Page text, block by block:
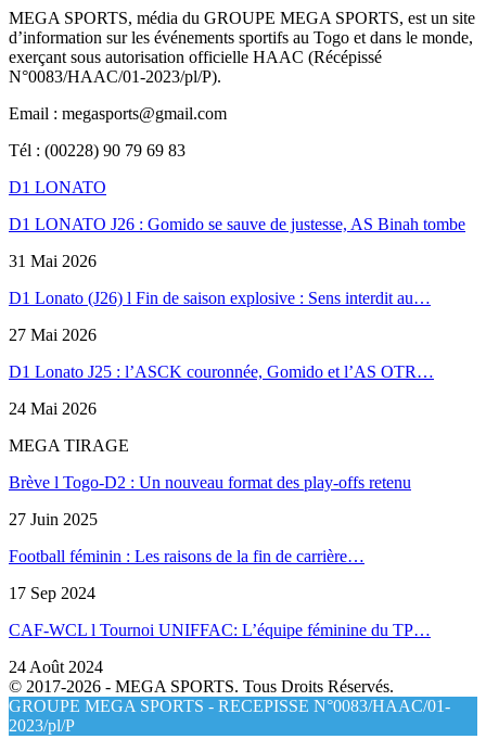
MEGA SPORTS, média du GROUPE MEGA SPORTS, est un site
d’information sur les événements sportifs au Togo et dans le monde,
exerçant sous autorisation officielle HAAC (Récépissé
N°0083/HAAC/01-2023/pl/P).
Email : megasports@gmail.com
Tél : (00228) 90 79 69 83
D1 LONATO
D1 LONATO J26 : Gomido se sauve de justesse, AS Binah tombe
31 Mai 2026
D1 Lonato (J26) l Fin de saison explosive : Sens interdit au…
27 Mai 2026
D1 Lonato J25 : l’ASCK couronnée, Gomido et l’AS OTR…
24 Mai 2026
MEGA TIRAGE
Brève l Togo-D2 : Un nouveau format des play-offs retenu
27 Juin 2025
Football féminin : Les raisons de la fin de carrière…
17 Sep 2024
CAF-WCL l Tournoi UNIFFAC: L’équipe féminine du TP…
24 Août 2024
© 2017-2026 - MEGA SPORTS. Tous Droits Réservés.
GROUPE MEGA SPORTS - RECEPISSE N°0083/HAAC/01-
2023/pl/P